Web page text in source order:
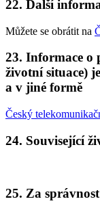
22. Další
Můžete se obrátit na
23. Informace o
životní situace)
a v jiné formě
Český
24. Související
25. Za